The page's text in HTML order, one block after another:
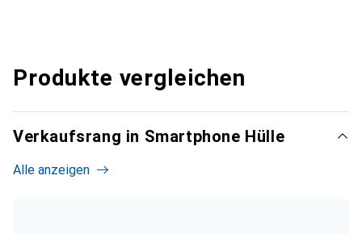
Produkte vergleichen
Verkaufsrang in Smartphone Hülle
Alle anzeigen